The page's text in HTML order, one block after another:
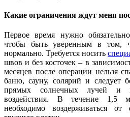
Какие ограничения ждут меня
Первое время нужно
чтобы быть уверенным в том,
нормально. Требуется носить
швов и без косточек – в
месяцев после операции нельзя
баню, сауну, солярий и следует
прямых солнечных лучей и
воздействия. В течение 1,5
необходимо воздерживаться от